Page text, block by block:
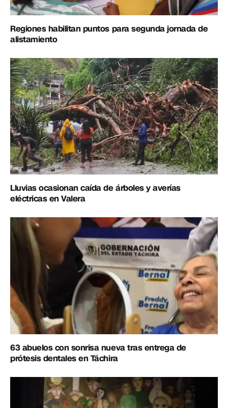
Regiones habilitan puntos para segunda jornada de
alistamiento
Lluvias ocasionan caída de árboles y averías
eléctricas en Valera
63 abuelos con sonrisa nueva tras entrega de
prótesis dentales en Táchira